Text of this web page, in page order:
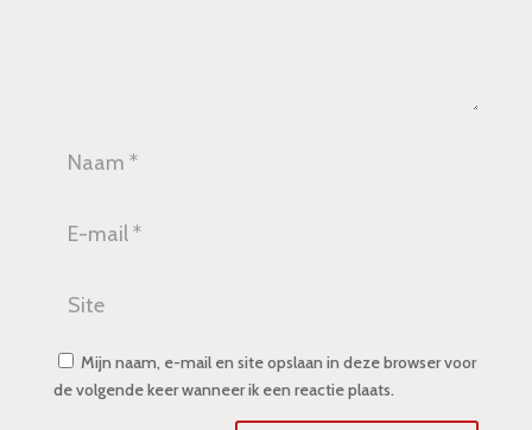
Mijn naam, e-mail en site opslaan in deze browser voor
de volgende keer wanneer ik een reactie plaats.